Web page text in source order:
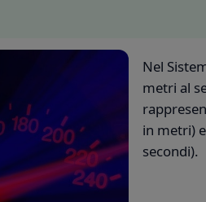
Nel
metri al
in metri)
secondi).